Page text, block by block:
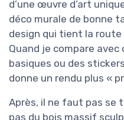
d’une œuvre d’art
déco murale de bonne
design qui tient la
Quand je compare
basiques ou des
donne un rendu plus «
Après, il ne faut pas se
pas du bois massif